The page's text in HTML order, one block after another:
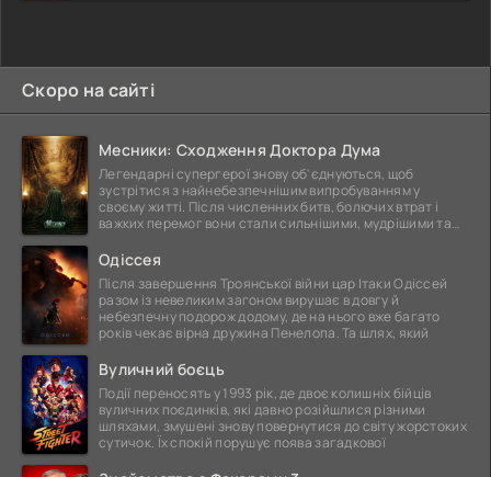
Скоро на сайті
Месники: Сходження Доктора Дума
Легендарні супергерої знову об'єднуються, щоб
зустрітися з найнебезпечнішим випробуванням у
своєму житті. Після численних битв, болючих втрат і
важких перемог вони стали сильнішими, мудрішими та
Одіссея
Після завершення Троянської війни цар Ітаки Одіссей
разом із невеликим загоном вирушає в довгу й
небезпечну подорож додому, де на нього вже багато
років чекає вірна дружина Пенелопа. Та шлях, який
Вуличний боєць
Події переносять у 1993 рік, де двоє колишніх бійців
вуличних поєдинків, які давно розійшлися різними
шляхами, змушені знову повернутися до світу жорстоких
сутичок. Їх спокій порушує поява загадкової